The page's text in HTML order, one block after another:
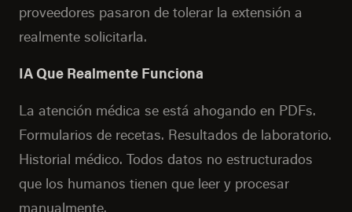
proveedores pasaron de tolerar la extensión a
realmente solicitarla.
IA Que Realmente Funciona
La atención médica se está ahogando en PDFs.
Formularios de recetas. Resultados de laboratorio.
Historial médico. Todos datos no estructurados
que los humanos tienen que leer y procesar
manualmente.